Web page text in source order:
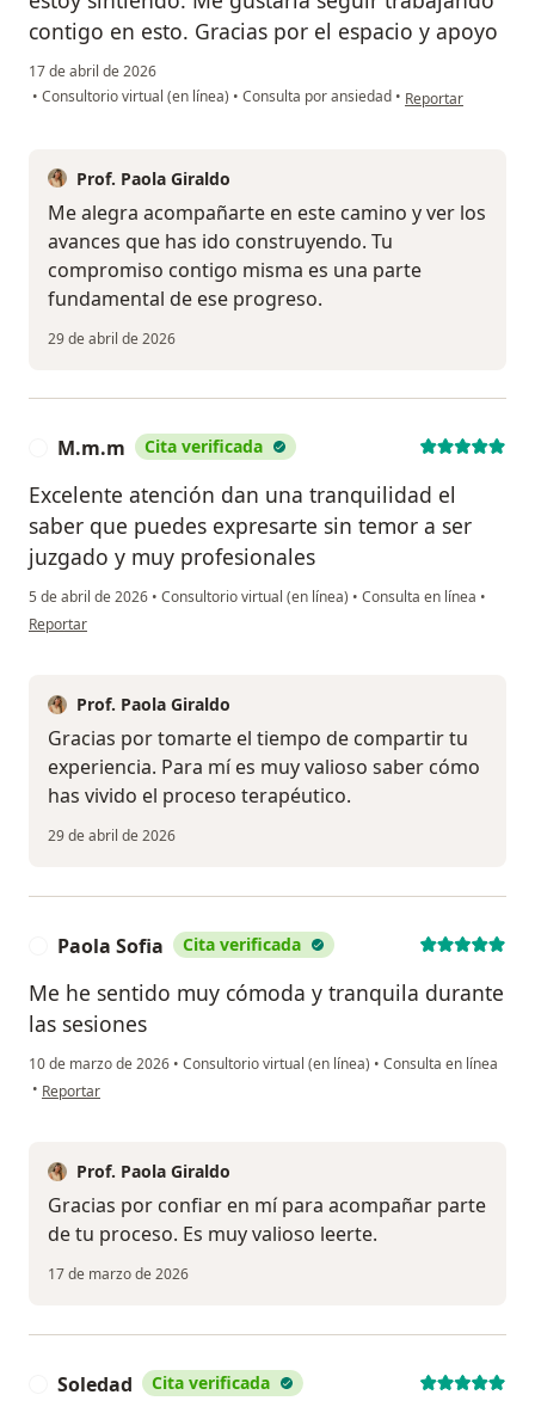
contigo en esto. Gracias por el espacio y apoyo
17 de abril de 2026
• Consultorio virtual (en línea) • Consulta por ansiedad • en opinión del
Reportar
Prof. Paola Giraldo
Me alegra acompañarte en este camino y ver los
avances que has ido construyendo. Tu
compromiso contigo misma es una parte
fundamental de ese progreso.
29 de abril de 2026
M.m.m Cita verificada
Excelente atención dan una tranquilidad el
saber que puedes expresarte sin temor a ser
juzgado y muy profesionales
5 de abril de 2026 • Consultorio virtual (en línea) • Consulta en línea •
en opinión del usuario M.m.m
Reportar
Prof. Paola Giraldo
Gracias por tomarte el tiempo de compartir tu
experiencia. Para mí es muy valioso saber cómo
has vivido el proceso terapéutico.
29 de abril de 2026
Paola Sofia Cita verificada
Me he sentido muy cómoda y tranquila durante
las sesiones
10 de marzo de 2026 • Consultorio virtual (en línea) • Consulta en línea
• en opinión del usuario Paola Sofia
Reportar
Prof. Paola Giraldo
Gracias por confiar en mí para acompañar parte
de tu proceso. Es muy valioso leerte.
17 de marzo de 2026
Soledad Cita verificada